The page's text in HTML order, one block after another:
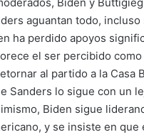
aguantan todo,
ha perdido apoyos
el ser percibido
al partido a la Casa
Sanders lo sigue con un
Biden sigue
y se insiste en que